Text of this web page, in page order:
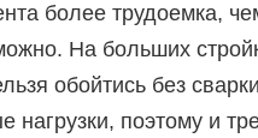
более трудоемка,
На больших
обойтись без
нагрузки, поэтому и